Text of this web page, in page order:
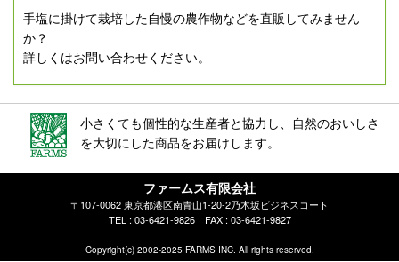
手塩に掛けて栽培した自慢の農作物などを直販してみません
か？
詳しくはお問い合わせください。
小さくても個性的な生産者と協力し、自然のおいしさ
を大切にした商品をお届けします。
ファームス有限会社
〒107-0062 東京都港区南青山1-20-2乃木坂ビジネスコート
TEL : 03-6421-9826 FAX : 03-6421-9827
Copyright(c) 2002-2025 FARMS INC. All rights reserved.